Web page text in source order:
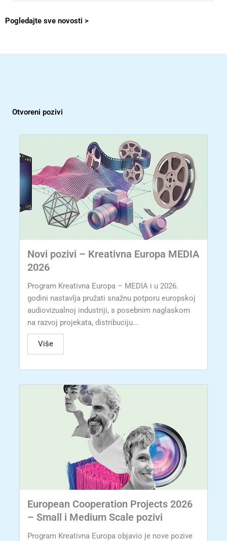
Pogledajte sve novosti >
Otvoreni pozivi
Novi pozivi – Kreativna Europa MEDIA
2026
Program Kreativna Europa – MEDIA i u 2026.
godini nastavlja pružati snažnu potporu europskoj
audiovizualnoj industriji, s posebnim naglaskom
na razvoj projekata, distribuciju...
Više
European Cooperation Projects 2026
– Small i Medium Scale pozivi
Program Kreativna Europa objavio je nove pozive